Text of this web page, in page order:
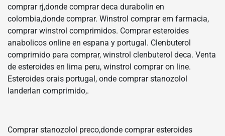
comprar rj,donde comprar deca durabolin en
colombia,donde comprar. Winstrol comprar em farmacia,
comprar winstrol comprimidos. Comprar esteroides
anabolicos online en espana y portugal. Clenbuterol
comprimido para comprar, winstrol clenbuterol deca. Venta
de esteroides en lima peru, winstrol comprar on line.
Esteroides orais portugal, onde comprar stanozolol
landerlan comprimido,.
Comprar stanozolol preco,donde comprar esteroides